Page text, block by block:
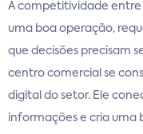
A competitividade entre
uma boa operação,
que decisões precisam
centro comercial se
digital do setor. Ele
informações e cria uma